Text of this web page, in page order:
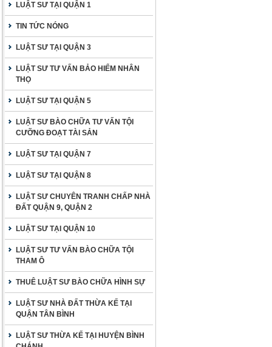
LUẬT SƯ TẠI QUẬN 1
TIN TỨC NÓNG
LUẬT SƯ TẠI QUẬN 3
LUẬT SƯ TƯ VẤN BẢO HIỂM NHÂN
THỌ
LUẬT SƯ TẠI QUẬN 5
LUẬT SƯ BÀO CHỮA TƯ VẤN TỘI
CƯỠNG ĐOẠT TÀI SẢN
LUẬT SƯ TẠI QUẬN 7
LUẬT SƯ TẠI QUẬN 8
LUẬT SƯ CHUYÊN TRANH CHẤP NHÀ
ĐẤT QUẬN 9, QUẬN 2
LUẬT SƯ TẠI QUẬN 10
LUẬT SƯ TƯ VẤN BÀO CHỮA TỘI
THAM Ô
THUÊ LUẬT SƯ BÀO CHỮA HÌNH SỰ
LUẬT SƯ NHÀ ĐẤT THỪA KẾ TẠI
QUẬN TÂN BÌNH
LUẬT SƯ THỪA KẾ TẠI HUYỆN BÌNH